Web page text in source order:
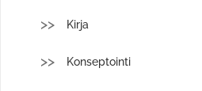
Kirja
Konseptointi